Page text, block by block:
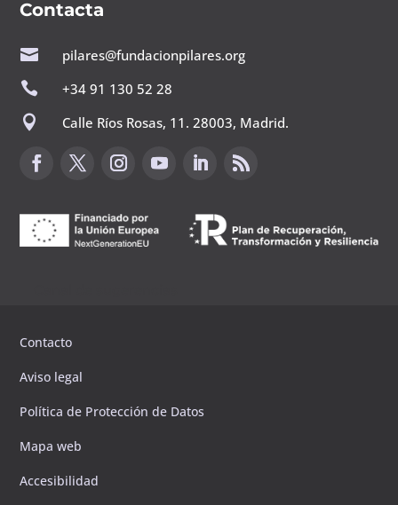
Contacta

pilares@fundacionpilares.org

+34 91 130 52 28

Calle Ríos Rosas, 11. 28003, Madrid.
Contacto
Aviso legal
Política de Protección de Datos
Mapa web
Accesibilidad